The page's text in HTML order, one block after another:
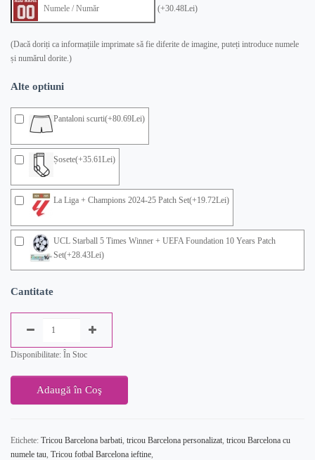
(+30.48Lei)
(Dacă doriți ca informațiile imprimate să fie diferite de imagine, puteți introduce numele
și numărul dorite.)
Alte optiuni
Pantaloni scurti(+80.69Lei)
Șosete(+35.61Lei)
La Liga + Champions 2024-25 Patch Set(+19.72Lei)
UCL Starball 5 Times Winner + UEFA Foundation 10 Years Patch
Set(+28.43Lei)
Cantitate
Disponibilitate: În Stoc
Adaugă în Coş
Etichete: Tricou Barcelona barbati, tricou Barcelona personalizat, tricou Barcelona cu
numele tau, Tricou fotbal Barcelona ieftine,